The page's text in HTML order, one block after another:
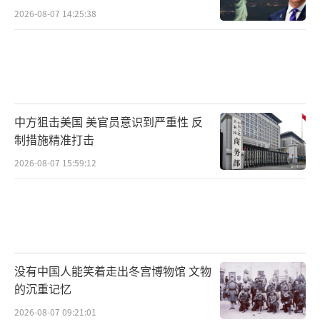
2026-08-07 14:25:38
中方狙击美国 美官员意识到严重性 反
制措施精准打击
2026-08-07 15:59:12
没有中国人能笑着走出冬宫博物馆 文物
的沉重记忆
2026-08-07 09:21:01